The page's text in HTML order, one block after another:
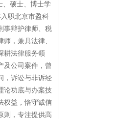
、硕士、博士学
职北京市盈科
事辩护律师、税
，兼具法律、
耕法律服务领
及公司案件，曾
，诉讼与非诉经
论功底与办案技
权益，恪守诚信
则，专注提供高